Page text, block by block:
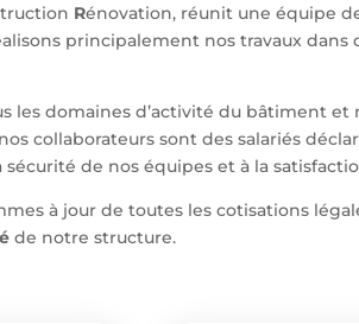
Rénovation, réunit une équipe
principalement nos travaux dans
les domaines d’activité du bâtiment et
collaborateurs sont des salariés
sécurité de nos équipes et à la
à jour de toutes les cotisations
de notre structure.